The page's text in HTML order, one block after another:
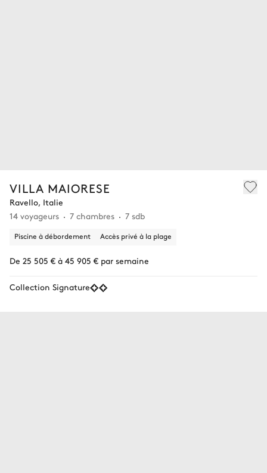
VILLA MAIORESE
Ravello, Italie
14 voyageurs
7 chambres 7 sdb
Piscine à débordement Accès privé à la plage
De 25 505 € à 45 905 € par semaine
Collection Signature